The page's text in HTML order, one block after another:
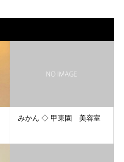
みかん ◇ 甲東園 美容室